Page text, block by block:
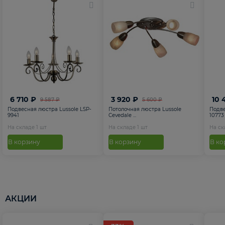
9 587 ₽
6 710 ₽
Подвесная люстра Lussole LSP-
9941
На складе 1 шт
В корзину
5 600 ₽
3 920 ₽
Потолочная люстра Lussole
Cevedale ...
На складе 1 шт
В корзину
10
10773
На
В
АКЦИИ